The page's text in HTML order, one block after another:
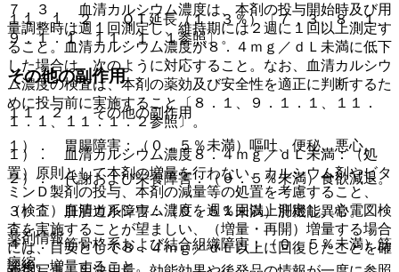
１１．１．２． ＱＴ延長（１．３％）〔７．３、８．１、
９．１．１、１１．１．１参照〕。
その他の副作用
１１．２． その他の副作用
１）． 胃腸障害：（０．５％未満）嘔吐、便秘、悪心。
２）． 代謝および栄養障害：（０．５％未満）食欲減退。
３）． 肝胆道系障害：（０．５％未満）肝機能異常。
４）． 筋骨格系および結合組織障害：（０．５％未満）筋
痙縮。
７．３． 血清カルシウム濃度は、本剤の投与開始時及び用
量調整時は週１回測定し、維持期には２週に１回以上測定す
ること。血清カルシウム濃度が８．４ｍｇ／ｄＬ未満に低下
した場合は、次のように対応すること。なお、血清カルシウ
ム濃度の検査は、本剤の薬効及び安全性を適正に判断するた
めに投与前に実施すること〔８．１、９．１．１、１１．
１．１、１１．１．２参照〕。
１）． 血清カルシウム濃度８．４ｍｇ／ｄＬ未満：（処
置）原則として本剤の増量を行わない、カルシウム剤やビタ
ミンＤ製剤の投与、本剤の減量等の処置を考慮すること、
（検査）血清カルシウム濃度を週１回以上測定し、心電図検
査を実施することが望ましい、（増量・再開）増量する場合
には、目安として８．４ｍｇ／ｄＬ以上に回復したことを確
認後、増量すること。
薬剤情報